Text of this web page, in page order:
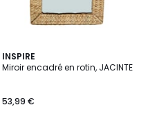
INSPIRE
Miroir encadré en rotin, JACINTE
53,99 €